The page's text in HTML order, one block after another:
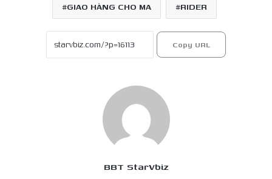
GIAO HÀNG CHO MA RIDER
Copy URL
BBT StarVbiz